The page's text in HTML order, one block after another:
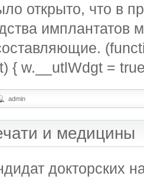
открыто, что в
имплантатов
{ w.__utlWdgt =
admin
и медицины
докторских